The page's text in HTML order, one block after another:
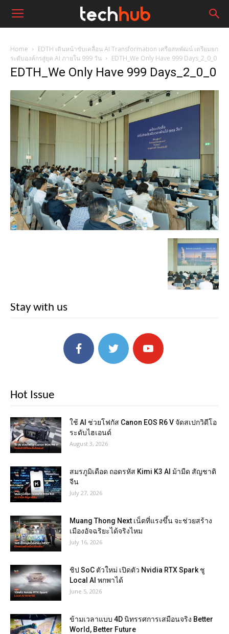
Home
EDTH เดินหน้าขับเคลื่อน AI Transformation เครือสหพัฒน์ เตรียมยก
ระดับองค์กรสู่ยุค AI ภายใน 999 วัน
EDTH_We Only Have 999 Days_2_0_0
EDTH_We Only Have 999 Days_2_0_0
Stay with us
Hot Issue
ใช้ AI ช่วยโฟกัส Canon EOS R6 V จัดสเปกวิดีโอ
ระดับไฮเอนด์
August 3, 2026
สมรภูมิเดือด ถอดรหัส Kimi K3 AI ม้ามืด สัญชาติ
จีน
July 27, 2026
Muang Thong Next เน็ตที่แรงขึ้น จะช่วยสร้าง
เมืองอัจฉริยะได้จริงไหม
July 16, 2026
ชิป SoC ตัวใหม่ เปิดตัว Nvidia RTX Spark ชู
Local AI พกพาได้
June 5, 2026
ข้ามเวลาแบบ 4D นิทรรศการเสมือนจริง Better
World, Better Future